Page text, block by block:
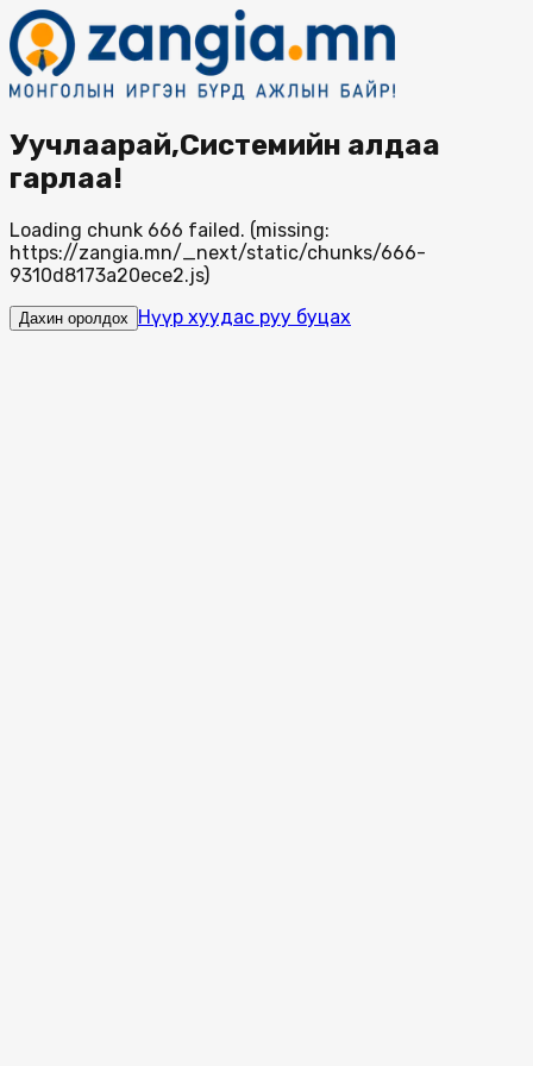
Уучлаарай,Системийн алдаа
гарлаа!
Loading chunk 666 failed. (missing:
https://zangia.mn/_next/static/chunks/666-
9310d8173a20ece2.js)
Дахин оролдох Нүүр хуудас руу буцах